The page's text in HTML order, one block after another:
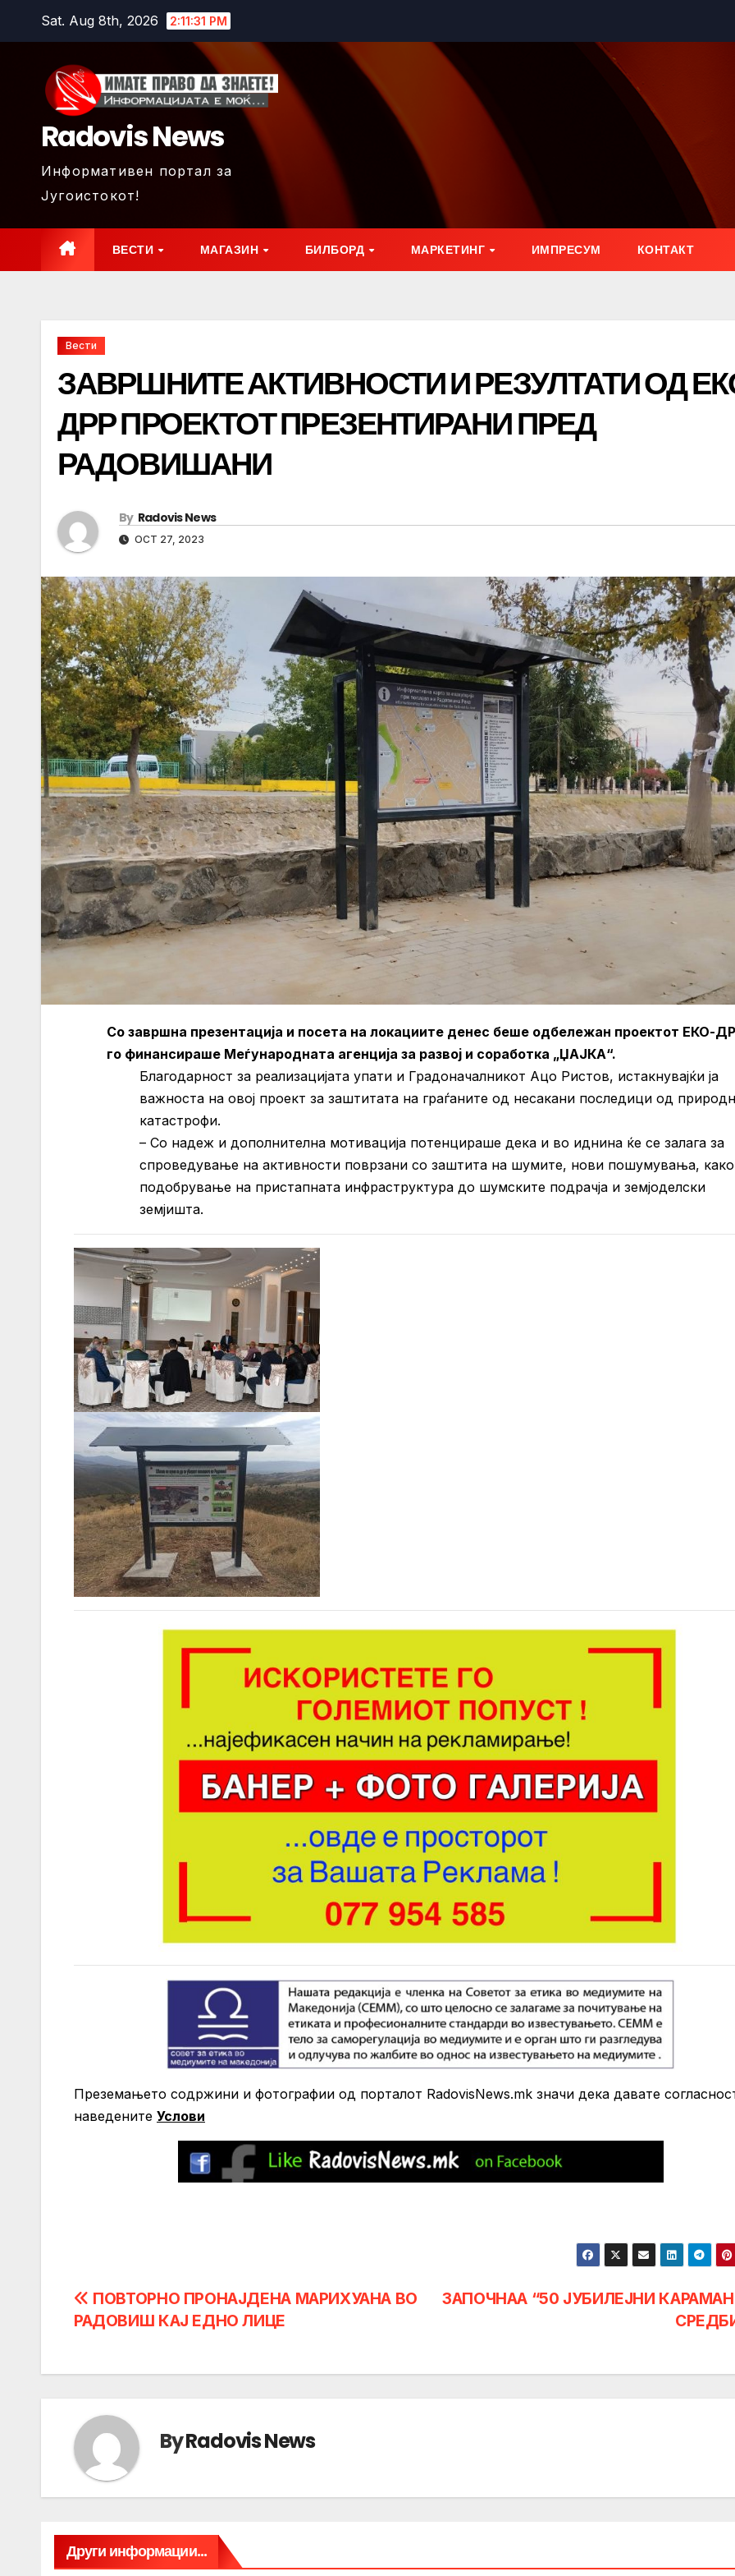
Sat. Aug 8th, 2026 2:11:32 PM
Radovis News
Информативен портал за
Југоистокот!
ВЕСТИ МАГАЗИН БИЛБОРД МАРКЕТИНГ ИМПРЕСУМ КОНТАКТ
Вести
ЗАВРШНИТЕ АКТИВНОСТИ И РЕЗУЛТАТИ ОД
ДРР ПРОЕКТОТ ПРЕЗЕНТИРАНИ ПРЕД
РАДОВИШАНИ
By Radovis News
OCT 27, 2023
Со завршна презентација и посета на локациите денес беше одбележан проектот ЕКО-
го финансираше Меѓународната агенција за развој и соработка „ЏАЈКА“.
Благодарност за реализацијата упати и Градоначалникот Ацо Ристов, истакнувајќи ја
важноста на овој проект за заштитата на граѓаните од несакани последици од
катастрофи.
– Со надеж и дополнителна мотивација потенцираше дека и во иднина ќе се залага за
спроведување на активности поврзани со заштита на шумите, нови пошумувања,
подобрување на пристапната инфраструктура до шумските подрачја и земјоделски
земјишта.
Преземањето содржини и фотографии од порталот RadovisNews.mk значи дека давате
нaведените Услови
Post
navigation
ЗАПОЧНАА “50 JУБИЛЕЈНИ
ПОВТОРНО ПРОНАЈДЕНА МАРИХУАНА ВО
РАДОВИШ КАЈ ЕДНО ЛИЦЕ
ByRadovis News
Други информации...